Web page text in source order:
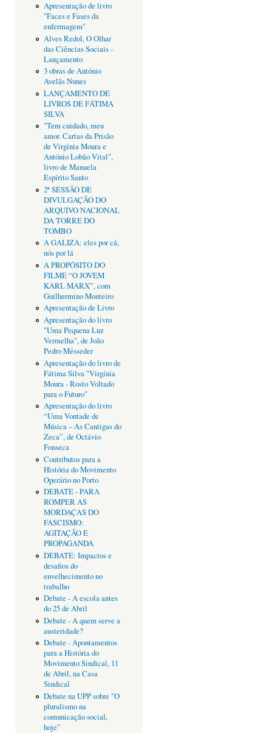
Apresentação de livro
"Faces e Fases da
enfermagem"
Alves Redol, O Olhar
das Ciências Sociais -
Lançamento
3 obras de António
Avelãs Nunes
LANÇAMENTO DE
LIVROS DE FÁTIMA
SILVA
"Tem cuidado, meu
amor. Cartas da Prisão
de Virgínia Moura e
António Lobão Vital",
livro de Manuela
Espírito Santo
2ª SESSÃO DE
DIVULGAÇÃO DO
ARQUIVO NACIONAL
DA TORRE DO
TOMBO
A GALIZA: eles por cá,
nós por lá
A PROPÓSITO DO
FILME “O JOVEM
KARL MARX”, com
Guilhermino Monteiro
Apresentação de Livro
Apresentação do livro
"Uma Pequena Luz
Vermelha", de João
Pedro Mésseder
Apresentação do livro de
Fátima Silva "Virgínia
Moura - Rosto Voltado
para o Futuro"
Apresentação do livro
“Uma Vontade de
Música – As Cantigas do
Zeca”, de Octávio
Fonseca
Contributos para a
História do Movimento
Operário no Porto
DEBATE - PARA
ROMPER AS
MORDAÇAS DO
FASCISMO:
AGITAÇÃO E
PROPAGANDA
DEBATE: Impactos e
desafios do
envelhecimento no
trabalho
Debate - A escola antes
do 25 de Abril
Debate - A quem serve a
austeridade?
Debate - Apontamentos
para a História do
Movimento Sindical, 11
de Abril, na Casa
Sindical
Debate na UPP sobre "O
pluralismo na
comunicação social,
hoje"